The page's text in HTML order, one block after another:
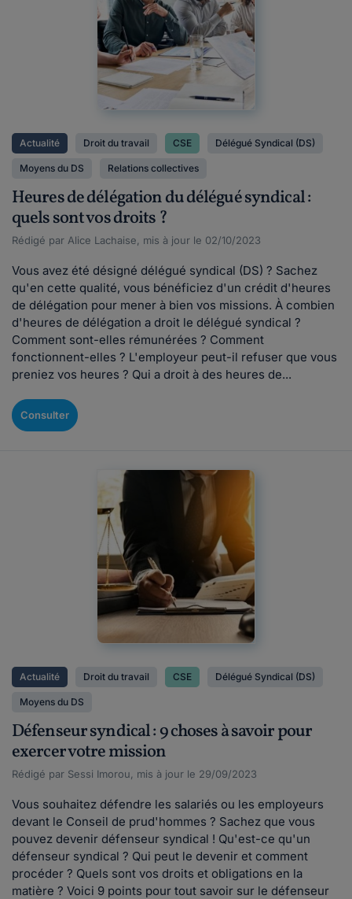
Actualité Droit du travail CSE Délégué Syndical (DS)
Moyens du DS Relations collectives
Heures de délégation du délégué syndical :
quels sont vos droits ?
Rédigé par Alice Lachaise, mis à jour le 02/10/2023
Vous avez été désigné délégué syndical (DS) ? Sachez
qu'en cette qualité, vous bénéficiez d'un crédit d'heures
de délégation pour mener à bien vos missions. À combien
d'heures de délégation a droit le délégué syndical ?
Comment sont-elles rémunérées ? Comment
fonctionnent-elles ? L'employeur peut-il refuser que vous
preniez vos heures ? Qui a droit à des heures de...
Consulter
Actualité Droit du travail CSE Délégué Syndical (DS)
Moyens du DS
Défenseur syndical : 9 choses à savoir pour
exercer votre mission
Rédigé par Sessi Imorou, mis à jour le 29/09/2023
Vous souhaitez défendre les salariés ou les employeurs
devant le Conseil de prud'hommes ? Sachez que vous
pouvez devenir défenseur syndical ! Qu'est-ce qu'un
défenseur syndical ? Qui peut le devenir et comment
procéder ? Quels sont vos droits et obligations en la
matière ? Voici 9 points pour tout savoir sur le défenseur